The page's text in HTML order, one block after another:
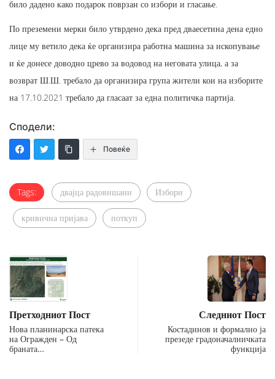
било дадено како подарок поврзан со избори и гласање.
По преземени мерки било утврдено дека пред дваесетина дена едно
лице му ветило дека ќе организира работна машина за ископување
и ќе донесе доводно црево за водовод на неговата улица, а за
возврат Ш.Ш. требало да организира група жители кои на изборите
на 17.10.2021 требало да гласаат за една политичка партија.
Сподели:
Повеќе
Tags: двајца радовишани Избори
кривична пријава поткуп
Претходниот Пост
Нова планинарска патека
на Огражден – Од
браната…
Следниот Пост
Костадинов и формално ја
презеде градоначалничката
функција